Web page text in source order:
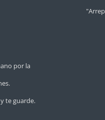
por la
te guarde.